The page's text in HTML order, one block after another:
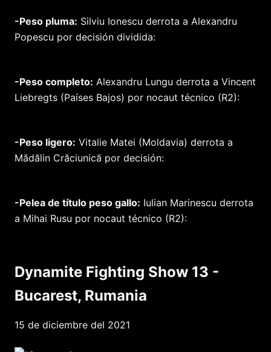
-Peso pluma: Silviu Ionescu derrota a Alexandru
Popescu por decisión dividida:
-Peso completo: Alexandru Lungu derrota a Vincent
Liebregts (Países Bajos) por nocaut técnico (R2):
-Peso ligero: Vitalie Matei (Moldavia) derrota a
Mădălin Crăciunică por decisión:
-Pelea de título peso gallo: Iulian Marinescu derrota
a Mihai Rusu por nocaut técnico (R2):
Dynamite Fighting Show 13 -
Bucarest, Rumania
15 de diciembre del 2021